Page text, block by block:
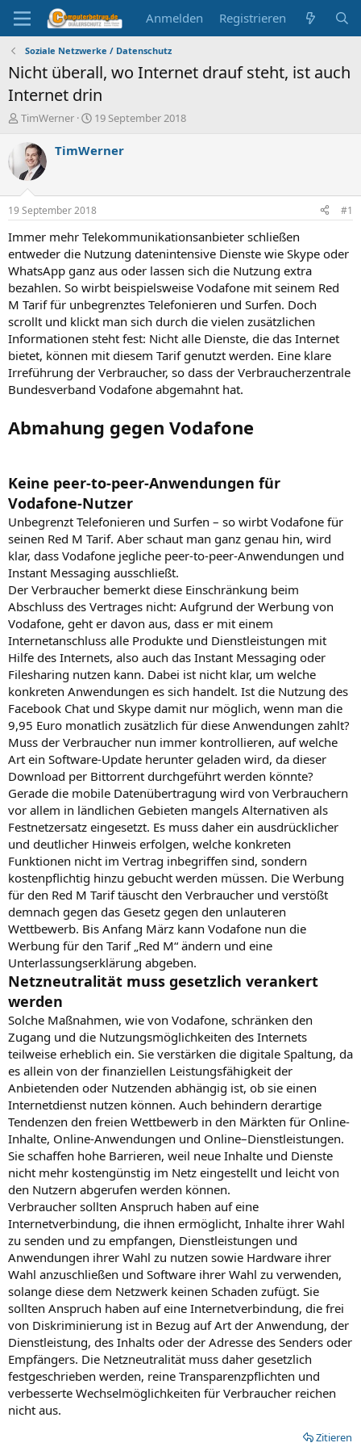
Anmelden Registrieren
Soziale Netzwerke / Datenschutz
Nicht überall, wo Internet drauf steht, ist auch
Internet drin
E
s
e
e
r
TimWerner
E
s
l
t
a
m
19 September 2018
TimWerner
19 September 2018 #1
Immer mehr Telekommunikationsanbieter schließen
entweder die Nutzung datenintensive Dienste wie Skype oder
WhatsApp ganz aus oder lassen sich die Nutzung extra
bezahlen. So wirbt beispielsweise Vodafone mit seinem Red
M Tarif für unbegrenztes Telefonieren und Surfen. Doch
scrollt und klickt man sich durch die vielen zusätzlichen
Informationen steht fest: Nicht alle Dienste, die das Internet
bietet, können mit diesem Tarif genutzt werden. Eine klare
Irreführung der Verbraucher, so dass der Verbraucherzentrale
Bundesverband Vodafone abgemahnt hat.
Abmahung gegen Vodafone
Keine peer-to-peer-Anwendungen für
Vodafone-Nutzer
Unbegrenzt Telefonieren und Surfen – so wirbt Vodafone für
seinen Red M Tarif. Aber schaut man ganz genau hin, wird
klar, dass Vodafone jegliche peer-to-peer-Anwendungen und
Instant Messaging ausschließt.
Der Verbraucher bemerkt diese Einschränkung beim
Abschluss des Vertrages nicht: Aufgrund der Werbung von
Vodafone, geht er davon aus, dass er mit einem
Internetanschluss alle Produkte und Dienstleistungen mit
Hilfe des Internets, also auch das Instant Messaging oder
Filesharing nutzen kann. Dabei ist nicht klar, um welche
konkreten Anwendungen es sich handelt. Ist die Nutzung des
Facebook Chat und Skype damit nur möglich, wenn man die
9,95 Euro monatlich zusätzlich für diese Anwendungen zahlt?
Muss der Verbraucher nun immer kontrollieren, auf welche
Art ein Software-Update herunter geladen wird, da dieser
Download per Bittorrent durchgeführt werden könnte?
Gerade die mobile Datenübertragung wird von Verbrauchern
vor allem in ländlichen Gebieten mangels Alternativen als
Festnetzersatz eingesetzt. Es muss daher ein ausdrücklicher
und deutlicher Hinweis erfolgen, welche konkreten
Funktionen nicht im Vertrag inbegriffen sind, sondern
kostenpflichtig hinzu gebucht werden müssen. Die Werbung
für den Red M Tarif täuscht den Verbraucher und verstößt
demnach gegen das Gesetz gegen den unlauteren
Wettbewerb. Bis Anfang März kann Vodafone nun die
Werbung für den Tarif „Red M“ ändern und eine
Unterlassungserklärung abgeben.
Netzneutralität muss gesetzlich verankert
werden
Solche Maßnahmen, wie von Vodafone, schränken den
Zugang und die Nutzungsmöglichkeiten des Internets
teilweise erheblich ein. Sie verstärken die digitale Spaltung, da
es allein von der finanziellen Leistungsfähigkeit der
Anbietenden oder Nutzenden abhängig ist, ob sie einen
Internetdienst nutzen können. Auch behindern derartige
Tendenzen den freien Wettbewerb in den Märkten für Online-
Inhalte, Online-Anwendungen und Online–Dienstleistungen.
Sie schaffen hohe Barrieren, weil neue Inhalte und Dienste
nicht mehr kostengünstig im Netz eingestellt und leicht von
den Nutzern abgerufen werden können.
Verbraucher sollten Anspruch haben auf eine
Internetverbindung, die ihnen ermöglicht, Inhalte ihrer Wahl
zu senden und zu empfangen, Dienstleistungen und
Anwendungen ihrer Wahl zu nutzen sowie Hardware ihrer
Wahl anzuschließen und Software ihrer Wahl zu verwenden,
solange diese dem Netzwerk keinen Schaden zufügt. Sie
sollten Anspruch haben auf eine Internetverbindung, die frei
von Diskriminierung ist in Bezug auf Art der Anwendung, der
Dienstleistung, des Inhalts oder der Adresse des Senders oder
Empfängers. Die Netzneutralität muss daher gesetzlich
festgeschrieben werden, reine Transparenzpflichten und
verbesserte Wechselmöglichkeiten für Verbraucher reichen
nicht aus.
Zitieren